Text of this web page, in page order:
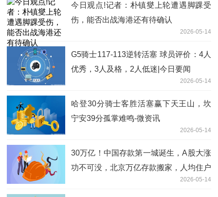
今日观点!记者：朴镇燮上轮遭遇脚踝受
伤，能否出战海港还有待确认
2026-05-14
G5骑士117-113逆转活塞 球员评价：4人
优秀，3人及格，2人低迷|今日要闻
2026-05-14
哈登30分骑士客胜活塞赢下天王山，坎
宁安39分孤掌难鸣-微资讯
2026-05-14
30万亿！中国存款第一城诞生，A股大涨
功不可没，北京万亿存款搬家，人均住户
2026-05-14